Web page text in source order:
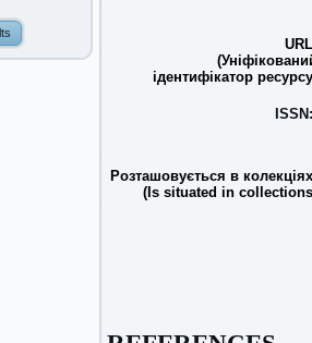
ідентифікатор
Розташовується в
(Is situated in